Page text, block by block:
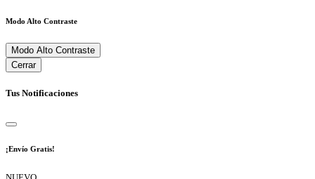
Modo Alto Contraste
Modo Alto Contraste
Cerrar
Tus Notificaciones
¡Envío Gratis!